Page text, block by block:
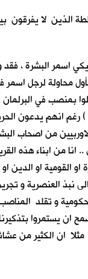
الذين لا يفرقون
البشرة ، فقد
محاولة لرجل اسمر
في البرلمان
انهم يدعون
من اصحاب
من ابناء هذه
او الدين
نبذ العنصرية و
و تقلد
يستمروا
مثلا ان الكثير من